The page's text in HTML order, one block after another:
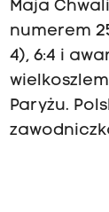
Maja
numerem
4), 6:4 i
Paryżu.